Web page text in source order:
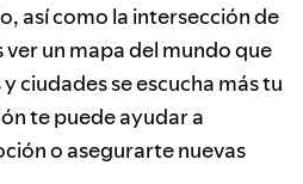
así como la intersección de
un mapa del mundo que
ciudades se escucha más tu
te puede ayudar a
o asegurarte nuevas